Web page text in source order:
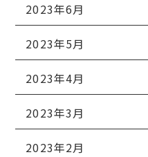
2023年6月
2023年5月
2023年4月
2023年3月
2023年2月